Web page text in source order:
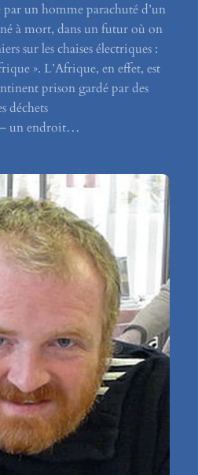
un homme parachuté d’un
à mort, dans un futur où on
sur les chaises électriques :
». L’Afrique, en effet, est
prison gardé par des
déchets
– un endroit…